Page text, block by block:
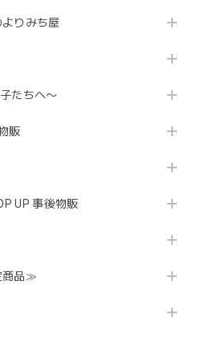
よりみち屋
たちへ〜
販
UP 事後物販
商品≫